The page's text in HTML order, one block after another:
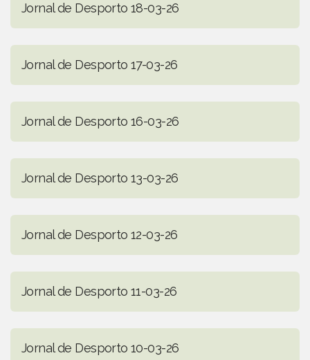
Jornal de Desporto 18-03-26
Jornal de Desporto 17-03-26
Jornal de Desporto 16-03-26
Jornal de Desporto 13-03-26
Jornal de Desporto 12-03-26
Jornal de Desporto 11-03-26
Jornal de Desporto 10-03-26